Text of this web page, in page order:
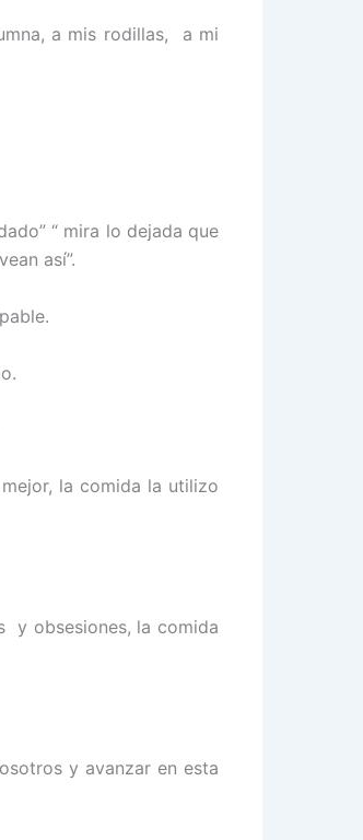
a mis rodillas, a mi
“ mira lo dejada que
así”.
la comida la utilizo
y obsesiones, la comida
y avanzar en esta